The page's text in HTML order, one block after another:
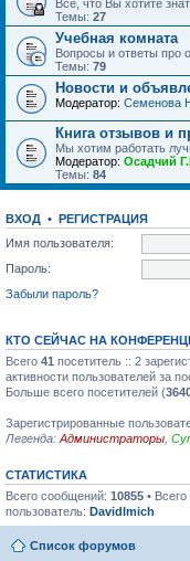
Все, что Вы хотите
Темы: 27
Учебная комната
Вопросы и ответы про
Темы: 79
Новости и
Модератор: Семенова
Книга отзывов и
Мы хотим работать
Модератор: Осадчий
Темы: 84
ВХОД • РЕГИСТРАЦИЯ
Имя пользователя:
Пароль:
Забыли пароль?
КТО СЕЙЧАС НА
Всего 41 посетитель :: 2
активности пользователей за
Больше всего посетителей (
Зарегистрированные
Легенда: Администраторы
СТАТИСТИКА
Всего сообщений: 10855 •
пользователь: DavidImich
Список форумов